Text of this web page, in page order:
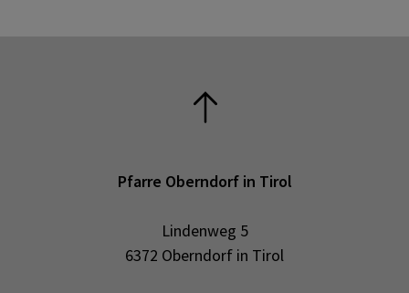
Pfarre Oberndorf in Tirol
Lindenweg 5
6372 Oberndorf in Tirol